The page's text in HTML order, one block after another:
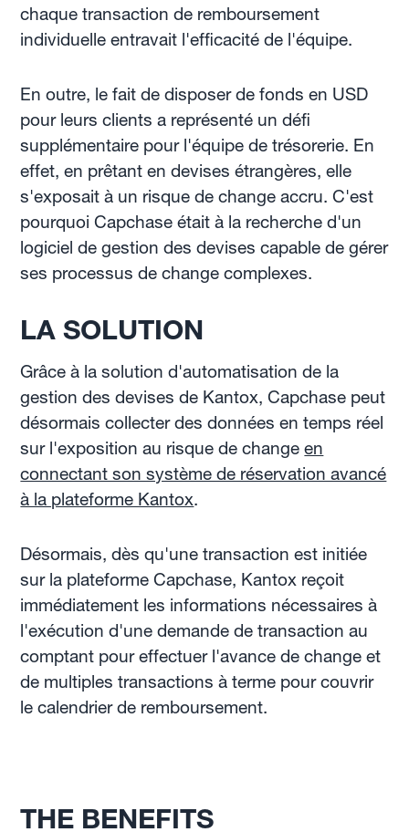
chaque transaction de remboursement
individuelle entravait l'efficacité de l'équipe.
En outre, le fait de disposer de fonds en USD
pour leurs clients a représenté un défi
supplémentaire pour l'équipe de trésorerie. En
effet, en prêtant en devises étrangères, elle
s'exposait à un risque de change accru. C'est
pourquoi Capchase était à la recherche d'un
logiciel de gestion des devises capable de gérer
ses processus de change complexes.
LA SOLUTION
Grâce à la solution d'automatisation de la
gestion des devises de Kantox, Capchase peut
désormais collecter des données en temps réel
sur l'exposition au risque de changeen
connectant son système de réservation avancé
à la plateforme Kantox.
Désormais, dès qu'une transaction est initiée
sur la plateforme Capchase, Kantox reçoit
immédiatement les informations nécessaires à
l'exécution d'une demande de transaction au
comptant pour effectuer l'avance de change et
de multiples transactions à terme pour couvrir
le calendrier de remboursement.
THE BENEFITS